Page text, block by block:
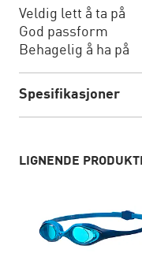
Veldig lett å ta på
God passform
Behagelig å ha på
Spesifikasjoner
LIGNENDE